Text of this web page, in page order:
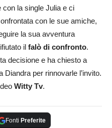
con la single Julia e ci
con le sue amiche,
la sua avventura
il falò di confronto.
decisione e ha chiesto a
Diandra per rinnovarle l’invito.
Witty Tv.
Fonti Preferite